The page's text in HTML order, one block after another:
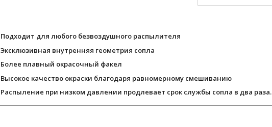
Подходит для любого безвоздушного распылителя
Эксклюзивная внутренняя геометрия сопла
Более плавный окрасочный факел
Высокое качество окраски благодаря равномерному смешиванию
Распыление при низком давлении продлевает срок службы сопла в два раза.